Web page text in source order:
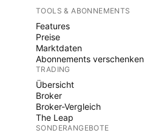
TOOLS & ABONNEMENTS
Features
Preise
Marktdaten
Abonnements verschenken
TRADING
Übersicht
Broker
Broker-Vergleich
The Leap
SONDERANGEBOTE